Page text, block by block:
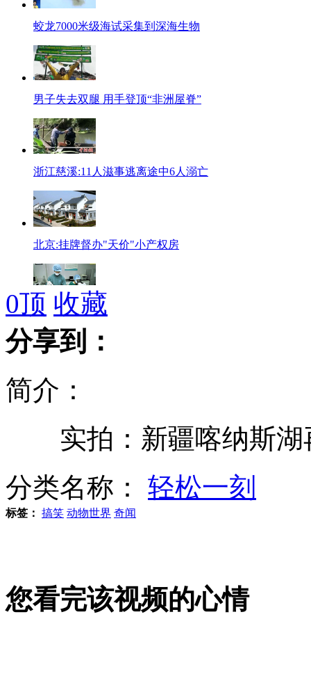
蛟龙7000米级海试采集到深海生物
男子失去双腿 用手登顶“非洲屋脊”
浙江慈溪:11人滋事逃离途中6人溺亡
北京:挂牌督办"天价"小产权房
大学博士捐精子猝死引发热议
含泪的爱：父母代女捐献全部器官
神九航天员“天宫”生活不寂寞
0顶 收藏
分享到：
简介：
实拍：新疆喀纳斯湖
分类名称： 轻松一刻
标签： 搞笑 动物世界 奇闻
您看完该视频的心情